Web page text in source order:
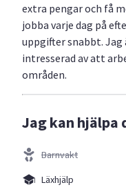
extra pengar och få
jobba varje dag på
uppgifter snabbt. Jag
intresserad av att
områden.
Jag kan hjälpa
Barnvakt
Läxhjälp